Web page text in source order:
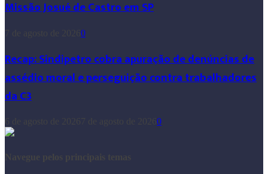
Missão Josué de Castro em SP
0
Recap: Sindipetro cobra apuração de denúncias de
assédio moral e perseguição contra trabalhadores
da C3
0
Navegue pelos principais temas